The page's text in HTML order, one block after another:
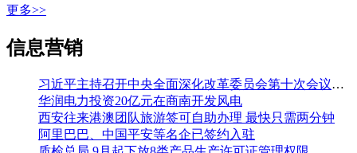
更多>>
信息营销
习近平主持召开中央全面深化改革委员会第十次会议强调 加强改革系统集成协同高效 推动各方面制度更加成熟更加定型 李克强王沪宁韩正出席
华润电力投资20亿元在商南开发风电
西安往来港澳团队旅游签可自助办理 最快只需两分钟
阿里巴巴、中国平安等名企已签约入驻